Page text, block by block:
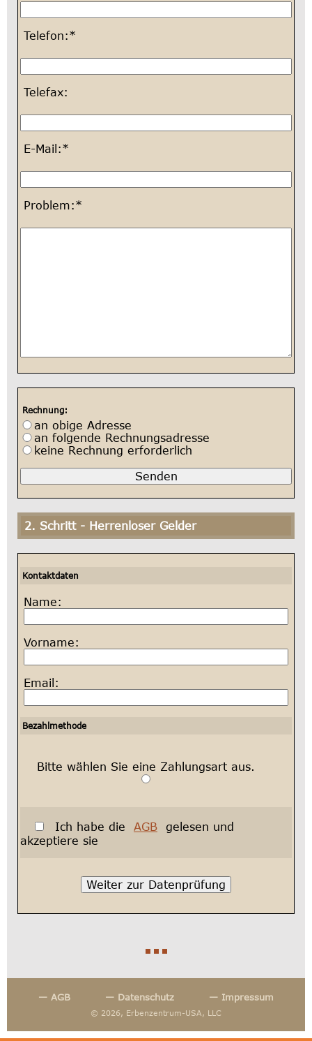
Telefon:*
Telefax:
E-Mail:*
Problem:*
Rechnung:
an obige Adresse
an folgende Rechnungsadresse
keine Rechnung erforderlich
2. Schritt - Herrenloser Gelder
Kontaktdaten
Name:
Vorname:
Email:
Bezahlmethode
Bitte wählen Sie eine Zahlungsart aus.
Ich habe die AGB gelesen und
akzeptiere sie
© 2026, Erbenzentrum-USA, LLC
— AGB — Datenschutz — Impressum